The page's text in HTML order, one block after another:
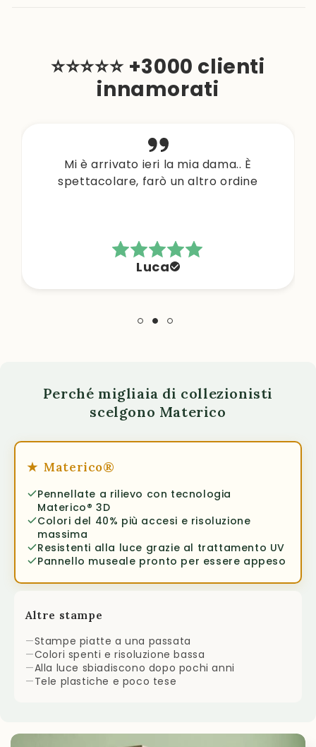
⭐⭐⭐⭐⭐ +3000 clienti
innamorati
Mi è arrivato ieri la mia dama.. È
spettacolare, farò un altro ordine
Luca
Perché migliaia di collezionisti
scelgono Materico
Altre stampe
—Stampe piatte a una passata
—Colori spenti e risoluzione bassa
—Alla luce sbiadiscono dopo pochi anni
—Tele plastiche e poco tese
★ Materico®
Pennellate a rilievo con tecnologia
Materico® 3D
Colori del 40% più accesi e risoluzione
massima
Resistenti alla luce grazie al trattamento UV
Pannello museale pronto per essere appeso